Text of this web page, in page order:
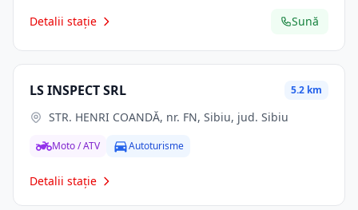
Detalii stație Sună
LS INSPECT SRL 5.2 km
STR. HENRI COANDĂ, nr. FN, Sibiu, jud. Sibiu
Moto / ATV Autoturisme
Detalii stație